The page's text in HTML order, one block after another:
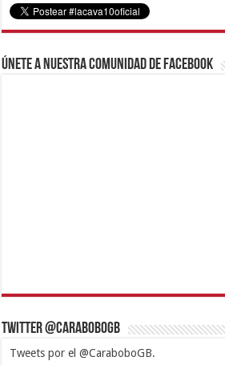
Únete a nuestra comunidad de Facebook
Twitter @CaraboboGB
Tweets por el @CaraboboGB.